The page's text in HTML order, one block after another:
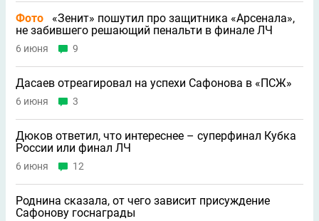
Фото
«Зенит» пошутил про защитника «Арсенала»,
не забившего решающий пенальти в финале ЛЧ
6 июня 9
Дасаев отреагировал на успехи Сафонова в «ПСЖ»
6 июня 3
Дюков ответил, что интереснее – суперфинал Кубка
России или финал ЛЧ
6 июня 12
Роднина сказала, от чего зависит присуждение
Сафонову госнаграды